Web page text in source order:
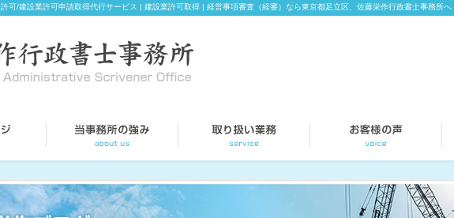
可/建設業許可申請取得代行サービス | 建設業許可取得 | 経営事項審査（経審）なら東京都足立区、佐藤栄作行政書士事務所へ